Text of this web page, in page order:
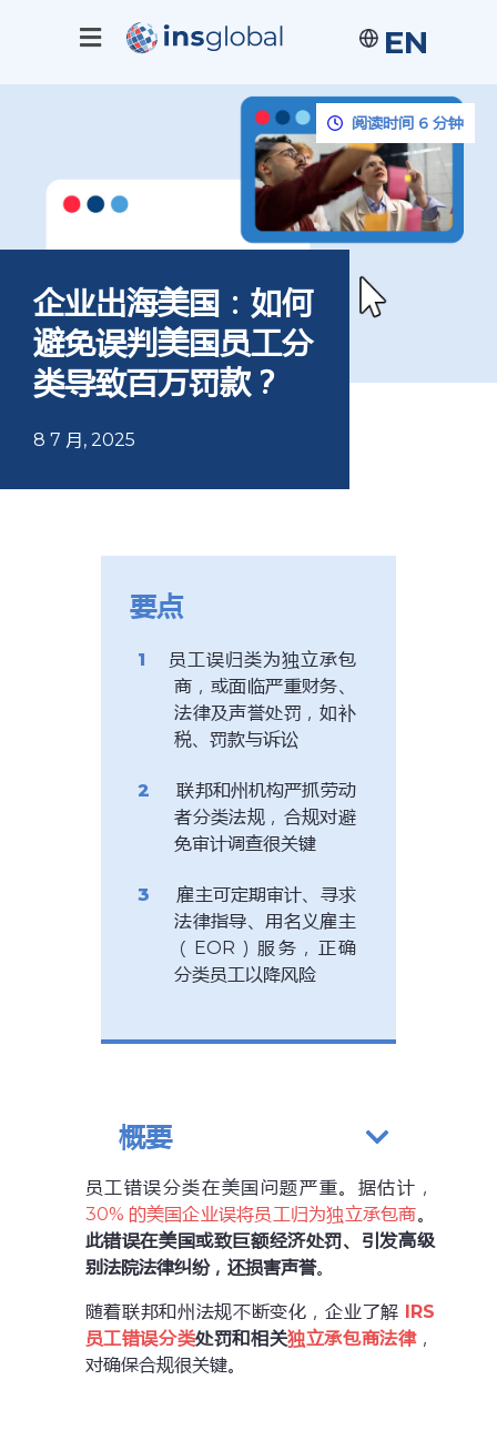
EN
阅读时间 6 分钟
企业出海美国：如何
避免误判美国员工分
类导致百万罚款？
8 7 月, 2025
要点
员工误归类为独立承包
商，或面临严重财务、
法律及声誉处罚，如补
税、罚款与诉讼
联邦和州机构严抓劳动
者分类法规，合规对避
免审计调查很关键
雇主可定期审计、寻求
法律指导、用名义雇主
（EOR）服务，正确
分类员工以降风险
概要
员工错误分类在美国问题严重。据估计，
30% 的美国企业误将员工归为独立承包商。
此错误在美国或致巨额经济处罚、引发高级
别法院法律纠纷，还损害声誉。
随着联邦和州法规不断变化，企业了解 IRS
员工错误分类处罚和相关独立承包商法律，
对确保合规很关键。